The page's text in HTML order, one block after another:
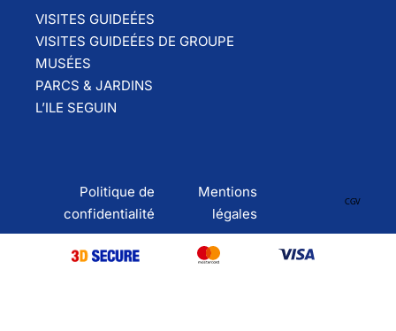
VISITES GUIDEÉES
VISITES GUIDEÉES DE GROUPE
MUSÉES
PARCS & JARDINS
L’ILE SEGUIN
Politique de
confidentialité
Mentions
légales
CGV